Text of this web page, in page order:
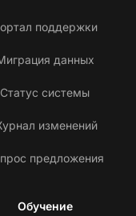
поддержки
данных
Статус системы
изменений
предложения
Обучение